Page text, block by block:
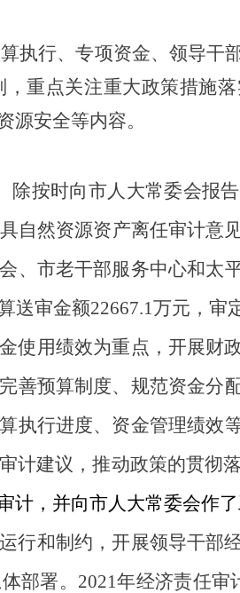
执行、专项资金、领导干
，重点关注重大政策措施
源安全等内容。
除按时向市人大常委会报
自然资源资产离任审计意
、市老干部服务中心和太
送审金额22667.1万元，审
使用绩效为重点，开展财
善预算制度、规范资金分
执行进度、资金管理绩效
计建议，推动政策的贯彻
计 ，并向市人大常委会作
行和制约，开展领导干部
部署。 2021年经济责任审